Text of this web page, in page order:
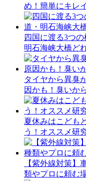
め！簡単にキレ
四国に渡る3つ
明石海峡大橋ど
タイヤから異臭
因かも！臭いか
夏休みはこども
う！オススメ研
【紫外線対策】
類やプロに頼む